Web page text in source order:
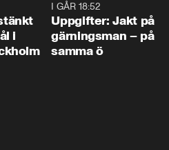
i
I GÅR 18:52
Uppgifter: Jakt på
gärningsman – på
samma ö